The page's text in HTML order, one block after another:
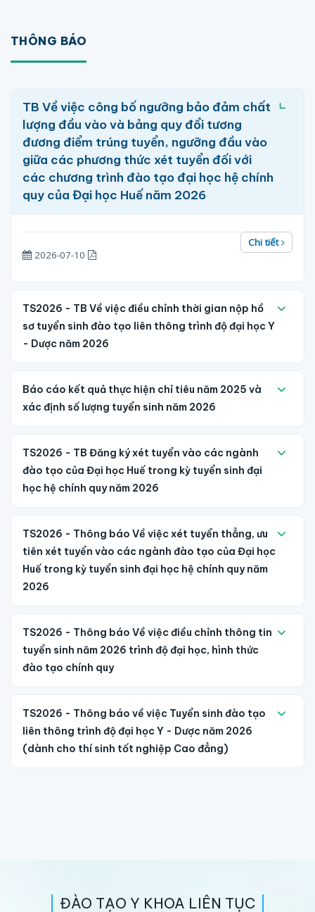
THÔNG BÁO
TB Về việc công bố ngưỡng bảo đảm chất
lượng đầu vào và bảng quy đổi tương
đương điểm trúng tuyển, ngưỡng đầu vào
giữa các phương thức xét tuyển đối với
các chương trình đào tạo đại học hệ chính
quy của Đại học Huế năm 2026
Chi tiết
2026-07-10
TS2026 - TB Về việc điều chỉnh thời gian nộp hồ
sơ tuyển sinh đào tạo liên thông trình độ đại học Y
- Dược năm 2026
Báo cáo kết quả thực hiện chỉ tiêu năm 2025 và
xác định số lượng tuyển sinh năm 2026
TS2026 - TB Đăng ký xét tuyển vào các ngành
đào tạo của Đại học Huế trong kỳ tuyển sinh đại
học hệ chính quy năm 2026
TS2026 - Thông báo Về việc xét tuyển thẳng, ưu
tiên xét tuyển vào các ngành đào tạo của Đại học
Huế trong kỳ tuyển sinh đại học hệ chính quy năm
2026
TS2026 - Thông báo Về việc điều chỉnh thông tin
tuyển sinh năm 2026 trình độ đại học, hình thức
đào tạo chính quy
TS2026 - Thông báo về việc Tuyển sinh đào tạo
liên thông trình độ đại học Y - Dược năm 2026
(dành cho thí sinh tốt nghiệp Cao đẳng)
ĐÀO TẠO Y KHOA LIÊN TỤC